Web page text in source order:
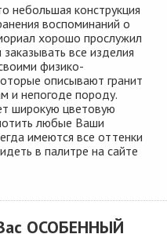
небольшая конструкция
воспоминаний о
хорошо прослужил
все изделия
физико-
описывают гранит
и непогоде породу.
широкую цветовую
любые Ваши
имеются все оттенки
в палитре на сайте
ОСОБЕННЫЙ